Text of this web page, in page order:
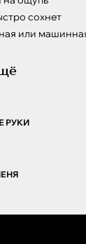
сохнет
или
РУКИ